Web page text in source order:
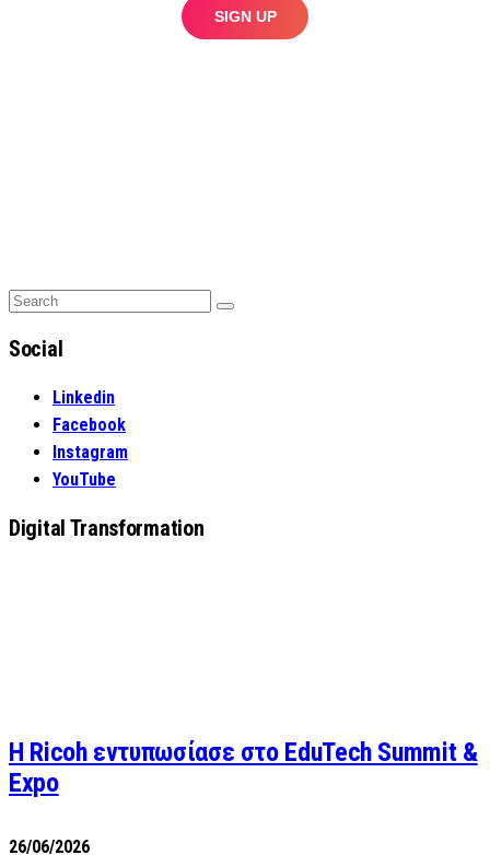
Search
Search
Social
Linkedin
Facebook
Instagram
YouTube
Digital Transformation
Η Ricoh εντυπωσίασε στο EduTech Summit &
Expo
26/06/2026